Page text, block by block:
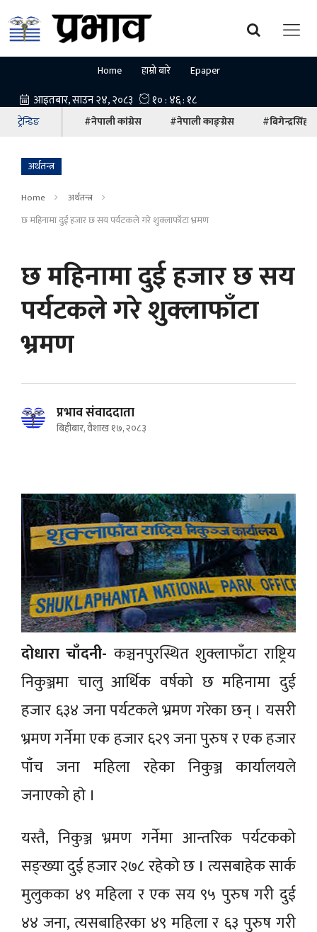
Home हाम्रो बारे Epaper
ट्रेन्डिङ #नेपाली कांग्रेस #नेपाली काङ्ग्रेस #बिगेन्द्रसिंह
अर्थतन्त्र
Home
अर्थतन्त्र
छ महिनामा दुई हजार छ सय पर्यटकले गरे शुक्लाफाँटा भ्रमण
छ महिनामा दुई हजार छ सय
पर्यटकले गरे शुक्लाफाँटा
भ्रमण
प्रभाव संवाददाता
बिहीबार, वैशाख १७, २०८३
दोधारा चाँदनी- कञ्चनपुरस्थित शुक्लाफाँटा राष्ट्रिय
निकुञ्जमा चालु आर्थिक वर्षको छ महिनामा दुई
हजार ६३४ जना पर्यटकले भ्रमण गरेका छन् । यसरी
भ्रमण गर्नेमा एक हजार ६२९ जना पुरुष र एक हजार
पाँच जना महिला रहेका निकुञ्ज कार्यालयले
जनाएको हाे ।
यस्तै, निकुञ्ज भ्रमण गर्नेमा आन्तरिक पर्यटकको
सङ्ख्या दुई हजार २७८ रहेको छ । त्यसबाहेक सार्क
मुलुकका ४९ महिला र एक सय ९५ पुरुष गरी दुई
४४ जना, त्यसबाहिरका ४९ महिला र ६३ पुरुष गरी